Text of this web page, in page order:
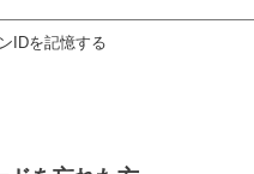
IDを記憶する